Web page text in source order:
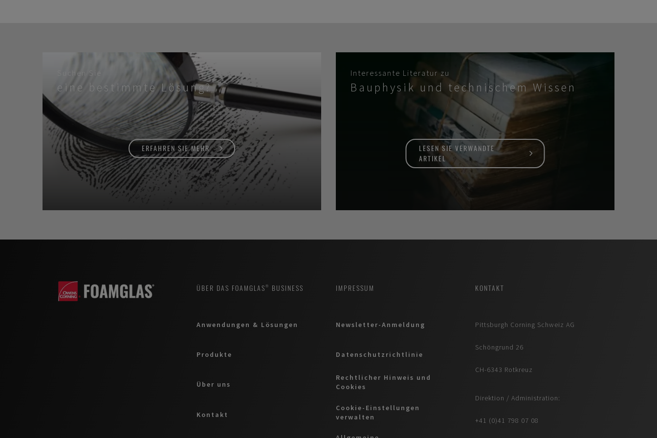
Suchen Sie
eine bestimmte Lösung?
ERFAHREN SIE MEHR
Interessante Literatur zu
Bauphysik und technischem Wissen
LESEN SIE VERWANDTE
ARTIKEL
ÜBER DAS FOAMGLAS® BUSINESS
Anwendungen & Lösungen
Produkte
Über uns
Kontakt
IMPRESSUM
Newsletter-Anmeldung
Datenschutzrichtlinie
Rechtlicher Hinweis und
Cookies
Cookie-Einstellungen
verwalten
KONTAKT
Pittsburgh Corning Schweiz AG
Schöngrund 26
CH-6343 Rotkreuz
Direktion / Administration:
+41 (0)41 798 07 08